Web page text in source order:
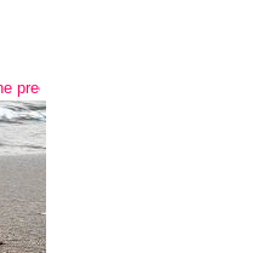
na online predaj a